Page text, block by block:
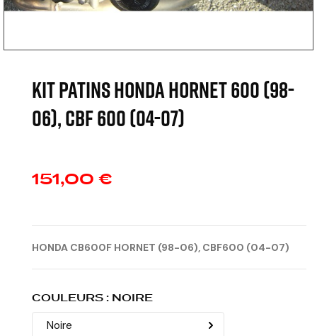
KIT PATINS HONDA HORNET 600 (98-
06), CBF 600 (04-07)
151,00 €
HONDA CB600F HORNET (98-06), CBF600 (04-07)
COULEURS : NOIRE